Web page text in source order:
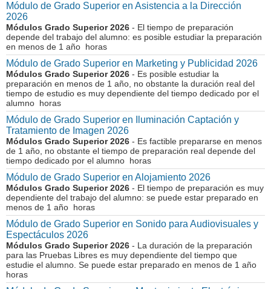
Módulo de Grado Superior en Asistencia a la Dirección
2026
Módulos Grado Superior 2026 - El tiempo de preparación
depende del trabajo del alumno: es posible estudiar la preparación
en menos de 1 año horas
Módulo de Grado Superior en Marketing y Publicidad 2026
Módulos Grado Superior 2026 - Es posible estudiar la
preparación en menos de 1 año, no obstante la duración real del
tiempo de estudio es muy dependiente del tiempo dedicado por el
alumno horas
Módulo de Grado Superior en Iluminación Captación y
Tratamiento de Imagen 2026
Módulos Grado Superior 2026 - Es factible prepararse en menos
de 1 año, no obstante el tiempo de preparación real depende del
tiempo dedicado por el alumno horas
Módulo de Grado Superior en Alojamiento 2026
Módulos Grado Superior 2026 - El tiempo de preparación es muy
dependiente del trabajo del alumno: se puede estar preparado en
menos de 1 año horas
Módulo de Grado Superior en Sonido para Audiovisuales y
Espectáculos 2026
Módulos Grado Superior 2026 - La duración de la preparación
para las Pruebas Libres es muy dependiente del tiempo que
estudie el alumno. Se puede estar preparado en menos de 1 año
horas